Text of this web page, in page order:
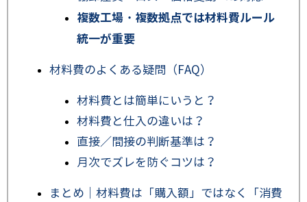
複数工場・複数拠点では材料費ルール
統一が重要
材料費のよくある疑問（FAQ）
材料費とは簡単にいうと？
材料費と仕入の違いは？
直接／間接の判断基準は？
月次でズレを防ぐコツは？
まとめ｜材料費は「購入額」ではなく「消費